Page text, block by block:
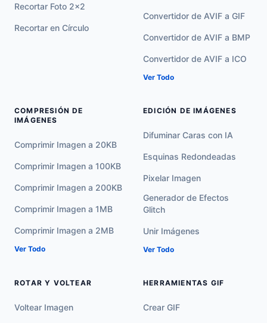
Recortar Foto 2×2
Recortar en Círculo
Convertidor de AVIF a GIF
Convertidor de AVIF a BMP
Convertidor de AVIF a ICO
Ver Todo
COMPRESIÓN DE
IMÁGENES
Comprimir Imagen a 20KB
Comprimir Imagen a 100KB
Comprimir Imagen a 200KB
Comprimir Imagen a 1MB
Comprimir Imagen a 2MB
Ver Todo
EDICIÓN DE IMÁGENES
Difuminar Caras con IA
Esquinas Redondeadas
Pixelar Imagen
Generador de Efectos
Glitch
Unir Imágenes
Ver Todo
ROTAR Y VOLTEAR
Voltear Imagen
HERRAMIENTAS GIF
Crear GIF